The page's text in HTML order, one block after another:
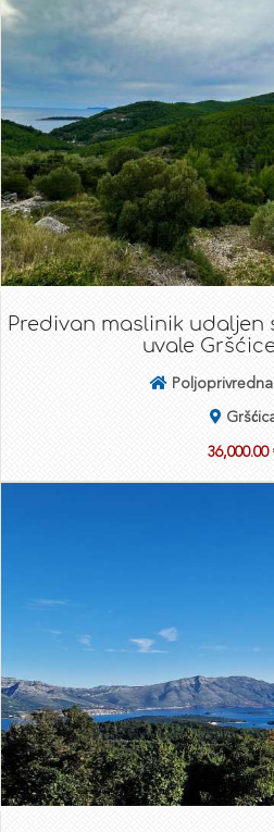
Predivan maslinik
uvale
36,000.00